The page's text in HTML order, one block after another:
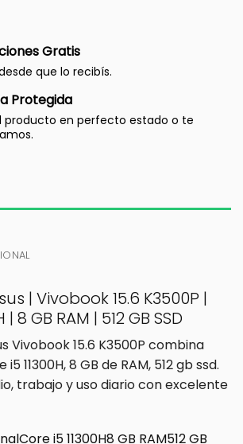
Gratis
que lo recibís.
Protegida
producto en perfecto estado o te
| Vivobook 15.6 K3500P |
| 8 GB RAM | 512 GB SSD
Vivobook 15.6 K3500P combina
11300H, 8 GB de RAM, 512 gb ssd.
trabajo y uso diario con excelente
i5 11300H8 GB RAM512 GB